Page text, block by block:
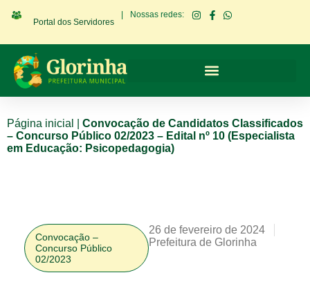
Portal dos Servidores
Nossas redes:
Página inicial
Convocação de Candidatos Classificados
– Concurso Público 02/2023 – Edital nº 10 (Especialista
em Educação: Psicopedagogia)
Convocação –
Concurso Público
02/2023
26 de fevereiro de 2024
Prefeitura de Glorinha